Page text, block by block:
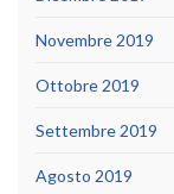
Novembre 2019
Ottobre 2019
Settembre 2019
Agosto 2019